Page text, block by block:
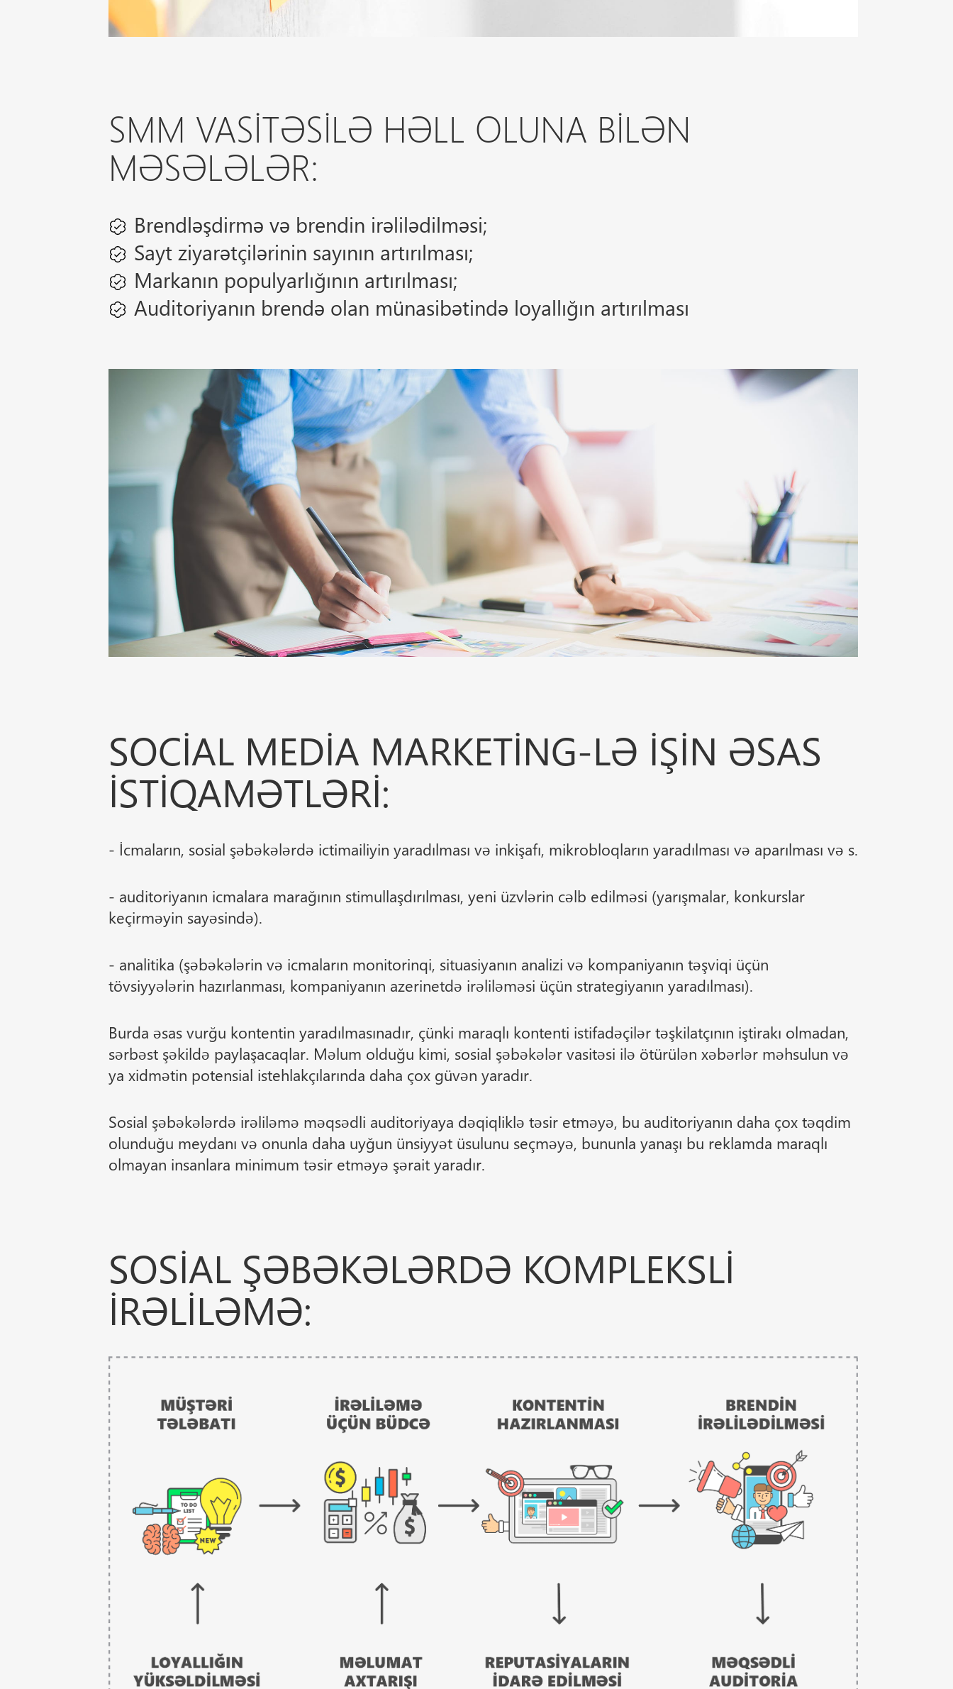
SMM VASITƏSILƏ HƏLL OLUNA BILƏN
MƏSƏLƏLƏR:
Brendləşdirmə və brendin irəlilədilməsi;
Sayt ziyarətçilərinin sayının artırılması;
Markanın populyarlığının artırılması;
Auditoriyanın brendə olan münasibətində loyallığın artırılması
SOCIAL MEDIA MARKETING-LƏ IŞIN ƏSAS
ISTIQAMƏTLƏRI:
- İcmaların, sosial şəbəkələrdə ictimailiyin yaradılması və inkişafı, mikrobloqların yaradılması və aparılması və s.
- auditoriyanın icmalara marağının stimullaşdırılması, yeni üzvlərin cəlb edilməsi (yarışmalar, konkurslar
keçirməyin sayəsində).
- analitika (şəbəkələrin və icmaların monitorinqi, situasiyanın analizi və kompaniyanın təşviqi üçün
tövsiyyələrin hazırlanması, kompaniyanın azerinetdə irəliləməsi üçün strategiyanın yaradılması).
Burda əsas vurğu kontentin yaradılmasınadır, çünki maraqlı kontenti istifadəçilər təşkilatçının iştirakı olmadan,
sərbəst şəkildə paylaşacaqlar. Məlum olduğu kimi, sosial şəbəkələr vasitəsi ilə ötürülən xəbərlər məhsulun və
ya xidmətin potensial istehlakçılarında daha çox güvən yaradır.
Sosial şəbəkələrdə irəliləmə məqsədli auditoriyaya dəqiqliklə təsir etməyə, bu auditoriyanın daha çox təqdim
olunduğu meydanı və onunla daha uyğun ünsiyyət üsulunu seçməyə, bununla yanaşı bu reklamda maraqlı
olmayan insanlara minimum təsir etməyə şərait yaradır.
SOSIAL ŞƏBƏKƏLƏRDƏ KOMPLEKSLI
IRƏLILƏMƏ: